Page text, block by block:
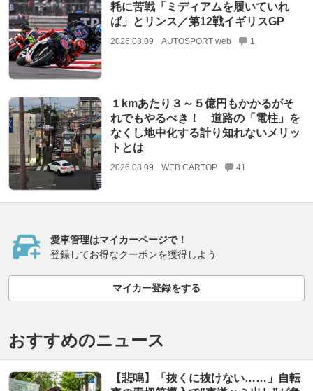
耗に苦戦「ミディアムを履いていれ
ば」とリンス／第12戦イギリスGP
2026.08.09 AUTOSPORT web 1
１kmあたり３～５億円もかかるがそ
れでもやるべき！ 道路の「電柱」を
なくし地中化する計り知れないメリッ
トとは
2026.08.09 WEB CARTOP 41
愛車管理はマイカーページで！
登録してお得なクーポンを獲得しよう
マイカー登録をする
おすすめのニュース
【悲鳴】「抜くに抜けない……」自転